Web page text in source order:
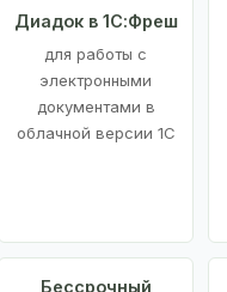
Диадок в 1С:Фреш
для работы с
электронными
документами в
облачной версии 1С
Бессрочный